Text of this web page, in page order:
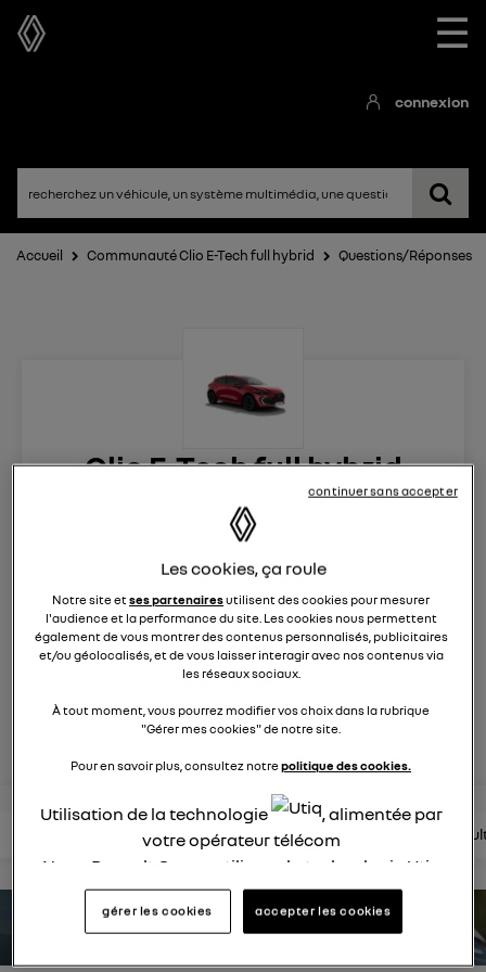
☰
connexion
Accueil Communauté Clio E-Tech full hybrid Questions/Réponses
Clio E-Tech full hybrid
Hybride RENAULT
Après 30 ans de succès, Renault Clio full hybrid E_Tech
insuffle une énergie nouvelle
posez une question
rejoignez
lire les articles consultez la brochure
estimez votre autonomie
Les cookies, ça roule
Notre site etses partenairesutilisent des cookies pour mesurer
l'audience et la performance du site. Les cookies nous permettent
également de vous montrer des contenus personnalisés, publicitaires
et/ou géolocalisés, et de vous laisser interagir avec nos contenus via
les réseaux sociaux.
À tout moment, vous pourrez modifier vos choix dans la rubrique
"Gérer mes cookies" de notre site.
Pour en savoir plus, consultez notrepolitique des cookies.
Utilisation de la technologie
, alimentée par
votre opérateur télécom
Nous, Renault Group, utilisons la technologie Utiq
pour nos activités digitales (telles que décrites
dans cette notice de consentement) et liées à
gérer les cookies accepter les cookies
continuer sans accepter